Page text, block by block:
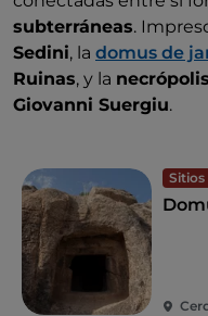
subterráneas.
Sedini, la domus de
Ruinas, y la
Giovanni Suergiu.